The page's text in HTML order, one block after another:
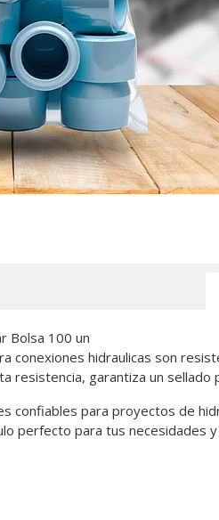
Bolsa 100 un
conexiones hidraulicas son
resistencia, garantiza un
confiables para proyectos de
perfecto para tus necesidades